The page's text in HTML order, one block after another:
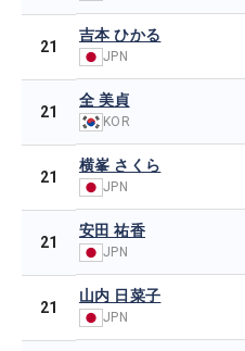
21
吉本 ひかる
JPN
21
全 美貞
KOR
21
横峯 さくら
JPN
21
安田 祐香
JPN
21
山内 日菜子
JPN